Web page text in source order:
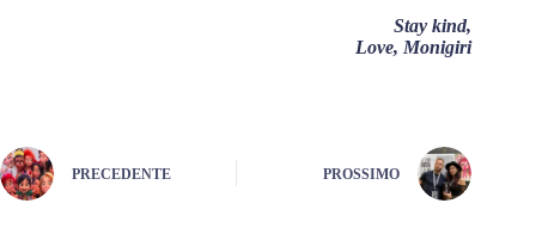
Stay kind,
Love, Monigiri
PRECEDENTE PROSSIMO